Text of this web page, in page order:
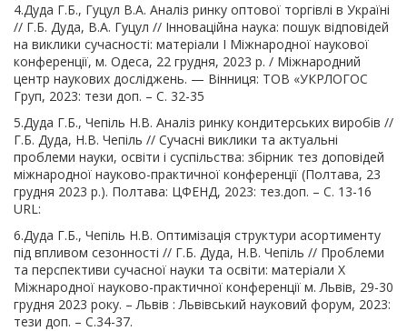
4.Дуда Г.Б., Гуцул В.А. Аналіз ринку оптової торгівлі в Україні
// Г.Б. Дуда, В.А. Гуцул // Інноваційна наука: пошук відповідей
на виклики сучасності: матеріали I Міжнародної наукової
конференції, м. Одеса, 22 грудня, 2023 р. / Міжнародний
центр наукових досліджень. — Вінниця: ТОВ «УКРЛОГОС
Груп, 2023: тези доп. – С. 32-35
5.Дуда Г.Б., Чепіль Н.В. Аналіз ринку кондитерських виробів //
Г.Б. Дуда, Н.В. Чепіль // Сучасні виклики та актуальні
проблеми науки, освіти і суспільства: збірник тез доповідей
міжнародної науково-практичної конференції (Полтава, 23
грудня 2023 р.). Полтава: ЦФЕНД, 2023: тез.доп. – С. 13-16
URL:
6.Дуда Г.Б., Чепіль Н.В. Оптимізація структури асортименту
під впливом сезонності // Г.Б. Дуда, Н.В. Чепіль // Проблеми
та перспективи сучасної науки та освіти: матеріали Х
Міжнародної науково-практичної конференції м. Львів, 29-30
грудня 2023 року. – Львів : Львівський науковий форум, 2023:
тези доп. – С.34-37.